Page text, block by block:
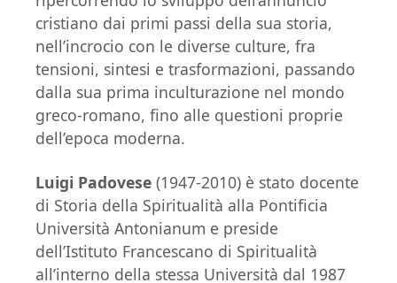
cristiano dai primi passi della sua storia,
nell’incrocio con le diverse culture, fra
tensioni, sintesi e trasformazioni, passando
dalla sua prima inculturazione nel mondo
greco-romano, fino alle questioni proprie
dell’epoca moderna.
Luigi Padovese (1947-2010) è stato docente
di Storia della Spiritualità alla Pontificia
Università Antonianum e preside
dell’Istituto Francescano di Spiritualità
all’interno della stessa Università dal 1987